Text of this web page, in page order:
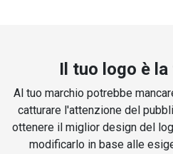
Il tuo logo è
Al tuo marchio potrebbe
catturare l'attenzione del
ottenere il miglior design del
modificarlo in base alle